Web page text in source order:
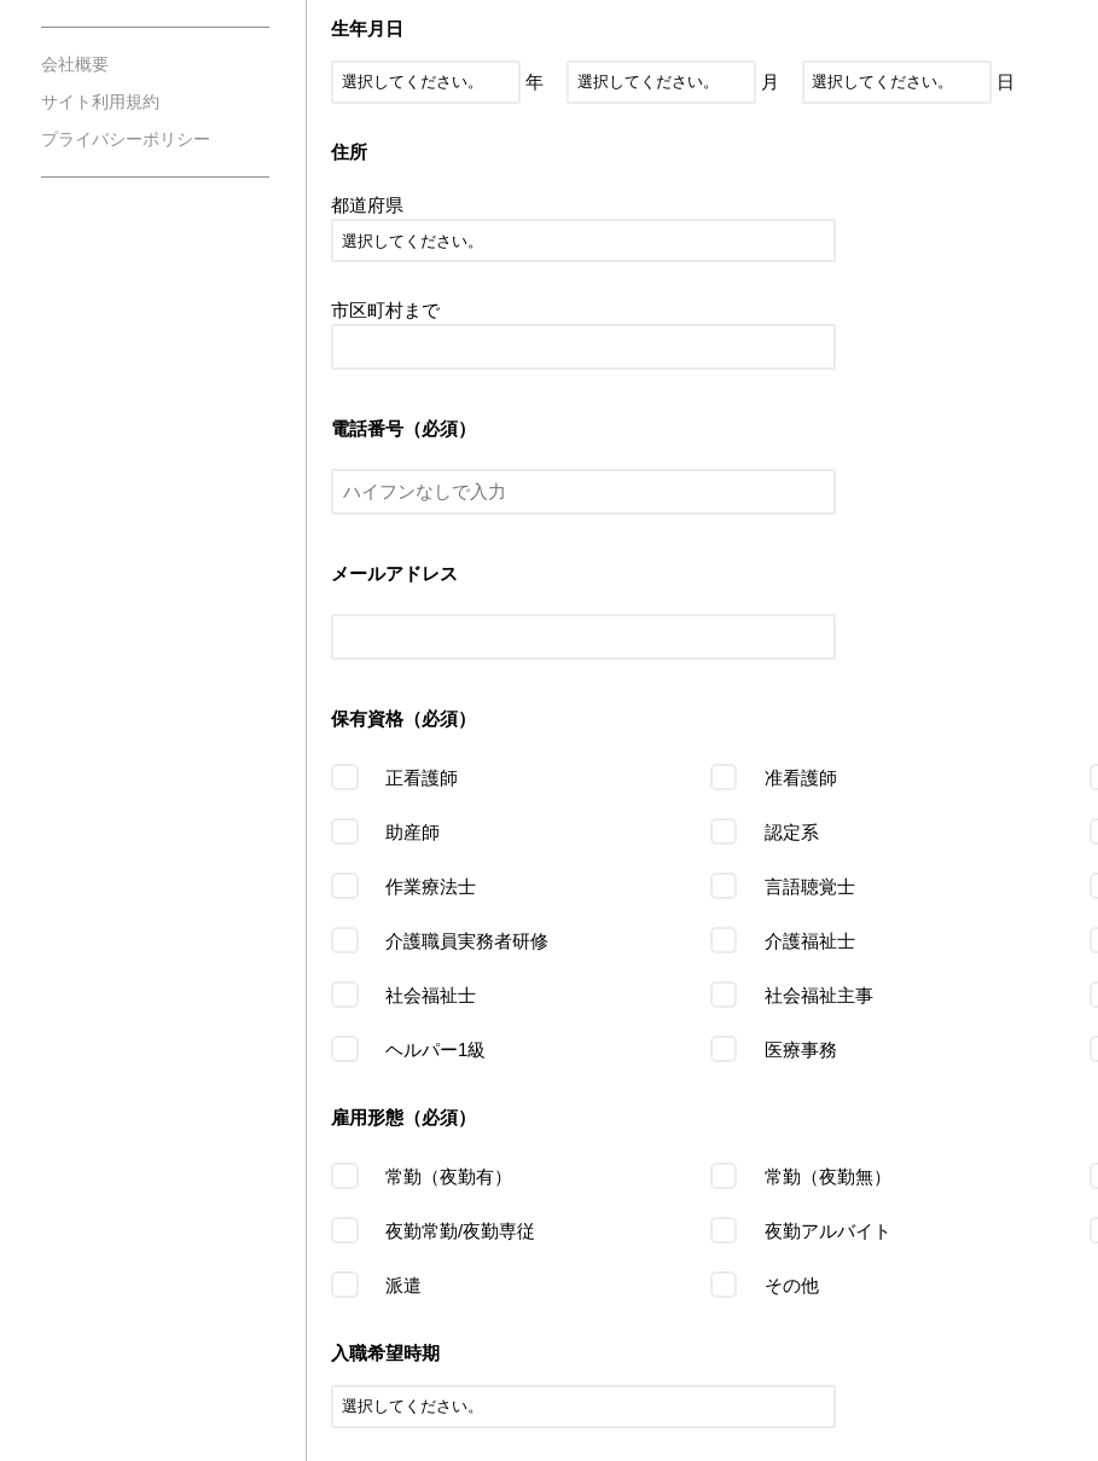
会社概要
サイト利用規約
プライバシーポリシー
生年月日
年 月 日
住所
都道府県
市区町村まで
電話番号（必須）
メールアドレス
保有資格（必須）
正看護師 准看護師
助産師 認定系
作業療法士 言語聴覚士
介護職員実務者研修 介護福祉士
社会福祉士 社会福祉主事
ヘルパー1級 医療事務
雇用形態（必須）
常勤（夜勤有） 常勤（夜勤無）
夜勤常勤/夜勤専従 夜勤アルバイト
派遣 その他
入職希望時期